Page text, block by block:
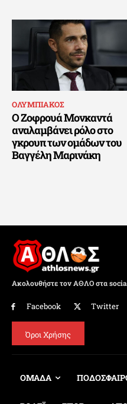
ΟΛΥΜΠΙΑΚΟΣ
Ο Ζοφρουά Μονκαντά
αναλαμβάνει ρόλο στο
γκρουπ των ομάδων του
Βαγγέλη Μαρινάκη
Ακολουθήστε τον ΑΘΛΟ στα
Facebook Twitter
Όροι Χρήσης
ΟΜΑΔΑ